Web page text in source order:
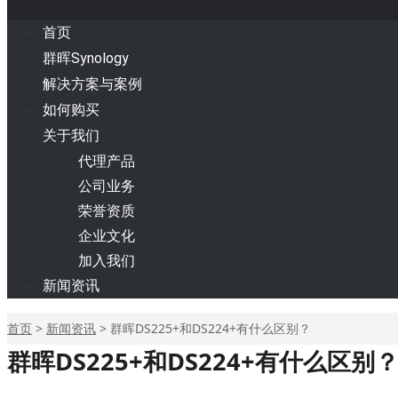
首页
群晖Synology
解决方案与案例
如何购买
关于我们
代理产品
公司业务
荣誉资质
企业文化
加入我们
新闻资讯
首页 > 新闻资讯 > 群晖DS225+和DS224+有什么区别？
群晖DS225+和DS224+有什么区别？